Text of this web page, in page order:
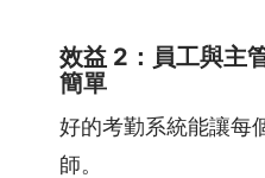
效益 2：員工與主
簡單
好的考勤系統能讓每
師。